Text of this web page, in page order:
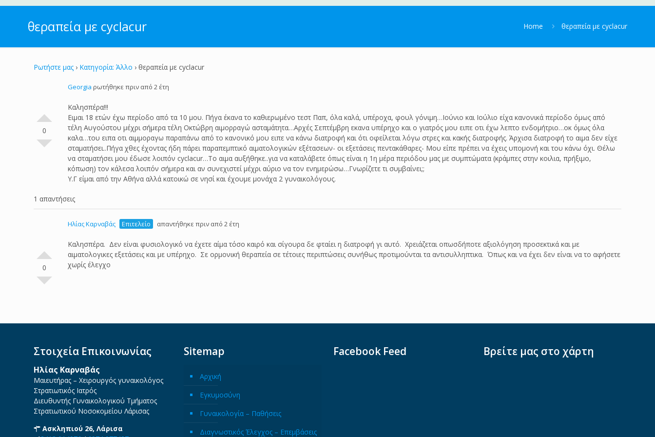
θεραπεία με cyclacur Home θεραπεία με cyclacur
Ρωτήστε μας › Κατηγορία: Άλλο ›θεραπεία με cyclacur
0
Georgia ρωτήθηκε πριν από 2 έτη
Καλησπέρα!!!
Ειμαι 18 ετών έχω περίοδο από τα 10 μου. Πήγα έκανα το καθιερωμένο τεστ Παπ, όλα καλά, υπέροχα, φουλ γόνιμη…Ιούνιο και Ιούλιο είχα κανονικά περίοδο όμως από
τέλη Αυγούστου μέχρι σήμερα τέλη Οκτώβρη αιμορραγώ ασταμάτητα…Αρχές Σεπτέμβρη εκανα υπέρηχο και ο γιατρός μου ειπε οτι έχω λεπτο ενδομήτριο…οκ όμως όλα
καλα…του ειπα οτι αιμμοραγω παραπάνω από το κανονικό μου ειπε να κάνω διατροφή και ότι οφείλεται λόγω στρες και κακής διατροφής. Άρχισα διατροφή το αιμα δεν είχε
σταματήσει..Πήγα χθες έχοντας ήδη πάρει παραπεμπτικό αιματολογικών εξέτασεων- οι εξετάσεις πεντακάθαρες- Μου είπε πρέπει να έχεις υπομονή και του κάνω όχι. Θέλω
να σταματήσει μου έδωσε λοιπόν cyclacur…Το αιμα αυξήθηκε..για να καταλάβετε όπως είναι η 1η μέρα περιόδου μας με συμπτώματα (κράμπες στην κοιλια, πρήξιμο,
κόπωση) τον κάλεσα λοιπόν σήμερα και αν συνεχιστεί μέχρι αύριο να τον ενημερώσω…Γνωρίζετε τι συμβαίνει;;
Υ.Γ είμαι από την Αθήνα αλλά κατοικώ σε νησί και έχουμε μονάχα 2 γυναικολόγους.
1 απαντήσεις
0
Ηλίας Καρναβάς Επιτελείο απαντήθηκε πριν από 2 έτη
Καλησπέρα. Δεν είναι φυσιολογικό να έχετε αίμα τόσο καιρό και σίγουρα δε φταίει η διατροφή γι αυτό. Χρειάζεται οπωσδήποτε αξιολόγηση προσεκτικά και με
αιματολογικες εξετάσεις και με υπέρηχο. Σε ορμονική θεραπεία σε τέτοιες περιπτώσεις συνήθως προτιμούνται τα αντισυλληπτικα. Όπως και να έχει δεν είναι να το αφήσετε
χωρίς έλεγχο
Στοιχεία Επικοινωνίας
Ηλίας Καρναβάς
Μαιευτήρας – Χειρουργός γυναικολόγος
Στρατιωτικός Ιατρός
Διευθυντής Γυναικολογικού Τμήματος
Στρατιωτικού Νοσοκομείου Λάρισας
Ασκληπιού 26, Λάρισα
Sitemap
Αρχική
Εγκυμοσύνη
Γυναικολογία – Παθήσεις
Διαγνωστικός Έλεγχος – Επεμβάσεις
Facebook Feed Βρείτε μας στο χάρτη